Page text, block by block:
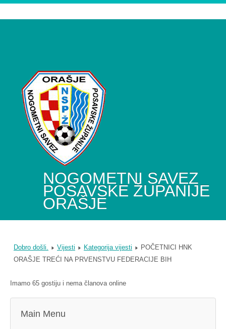
NOGOMETNI SAVEZ
POSAVSKE ŽUPANIJE
ORAŠJE
Dobro došli. Vijesti Kategorija vijesti
POČETNICI HNK
ORAŠJE TREĆI NA PRVENSTVU FEDERACIJE BIH
Imamo 65 gostiju i nema članova online
Main Menu